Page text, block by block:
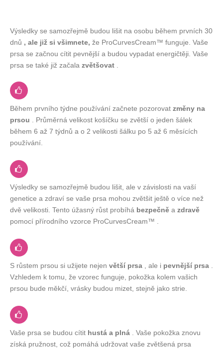
Výsledky se samozřejmě budou lišit na osobu během prvních 30
dnů , ale již si všimnete, že ProCurvesCream™ funguje. Vaše
prsa se začnou cítit pevnější a budou vypadat energičtěji. Vaše
prsa se také již začala zvětšovat .
Během prvního týdne používání začnete pozorovat změny na
prsou . Průměrná velikost košíčku se zvětší o jeden šálek
během 6 až 7 týdnů a o 2 velikosti šálku po 5 až 6 měsících
používání.
Výsledky se samozřejmě budou lišit, ale v závislosti na vaší
genetice a zdraví se vaše prsa mohou zvětšit ještě o více než
dvě velikosti. Tento úžasný růst probíhá bezpečně a zdravě
pomocí přírodního vzorce ProCurvesCream™ .
S růstem prsou si užijete nejen větší prsa , ale i pevnější prsa .
Vzhledem k tomu, že vzorec funguje, pokožka kolem vašich
prsou bude měkčí, vrásky budou mizet, stejně jako strie.
Vaše prsa se budou cítit hustá a plná . Vaše pokožka znovu
získá pružnost, což pomáhá udržovat vaše zvětšená prsa